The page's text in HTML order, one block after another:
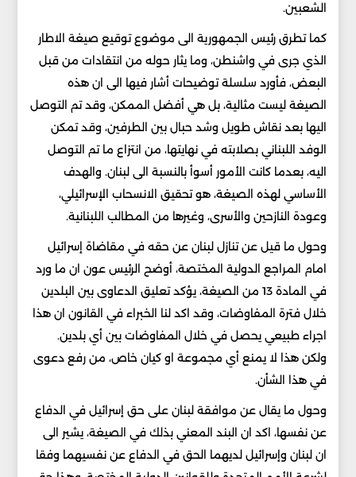
الشعبين.
كما تطرق رئيس الجمهورية الى موضوع توقيع صيغة الاطار
الذي جرى في واشنطن، وما يثار حوله من انتقادات من قبل
البعض، فأورد سلسلة توضيحات أشار فيها الى ان هذه
الصيغة ليست مثالية، بل هي أفضل الممكن، وقد تم التوصل
اليها بعد نقاش طويل وشد حبال بين الطرفين، وقد تمكن
الوفد اللبناني بصلابته في نهايتها، من انتزاع ما تم التوصل
اليه، بعدما كانت الأمور أسوأ بالنسبة الى لبنان. والهدف
الأساسي لهذه الصيغة، هو تحقيق الانسحاب الإسرائيلي،
وعودة النازحين والأسرى، وغيرها من المطالب اللبنانية.
وحول ما قيل عن تنازل لبنان عن حقه في مقاضاة إسرائيل
امام المراجع الدولية المختصة، أوضح الرئيس عون ان ما ورد
في المادة 13 من الصيغة، يؤكد تعليق الدعاوى بين البلدين
خلال فترة المفاوضات، وقد اكد لنا الخبراء في القانون ان هذا
اجراء طبيعي يحصل في خلال المفاوضات بين أي بلدين.
ولكن هذا لا يمنع أي مجموعة او كيان خاص، من رفع دعوى
في هذا الشأن.
وحول ما يقال عن موافقة لبنان على حق إسرائيل في الدفاع
عن نفسها، اكد ان البند المعني بذلك في الصيغة، يشير الى
ان لبنان وإسرائيل لديهما الحق في الدفاع عن نفسيهما وفقا